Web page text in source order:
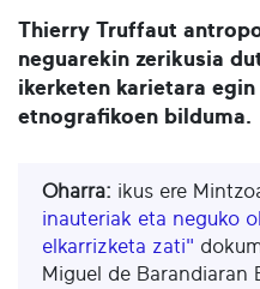
Thierry Truffaut
neguarekin zerikusia
ikerketen karietara egin
etnografikoen bilduma.
Oharra: ikus ere
inauteriak eta neguko
elkarrizketa zati"
Miguel de Barandiaran